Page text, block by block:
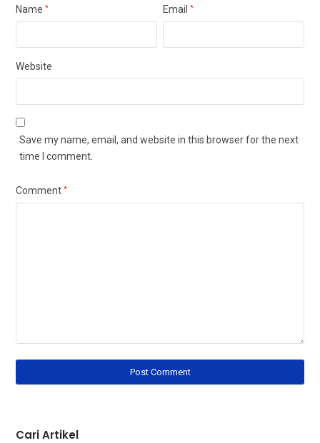
Name* Email*
Website
Save my name, email, and website in this browser for the next
time I comment.
Comment*
Cari Artikel